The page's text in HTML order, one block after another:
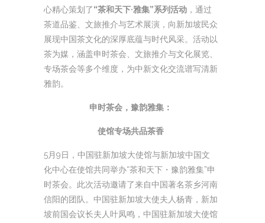
心精心策划了“茶和天下·雅集”系列活动 ，通过
茶道品鉴、文旅推介与艺术展演，向新加坡民众
展现中国茶文化的深厚底蕴与时代风采。活动以
茶为媒，涵盖申时茶会、文旅推介与文化展览、
专场茶会等多个维度，为中新文化交流谱写清新
雅韵。
申时茶会，豫韵雅集：
使馆专场共品茶香
5月9日，中国驻新加坡大使馆与新加坡中国文
化中心在使馆共同举办“茶和天下・豫韵雅集”申
时茶会。此次活动邀请了来自中国著名茶乡河南
信阳的团队。中国驻新加坡大使夫人杨青，新加
坡前国会议长夫人叶凤鸣，中国驻新加坡大使馆